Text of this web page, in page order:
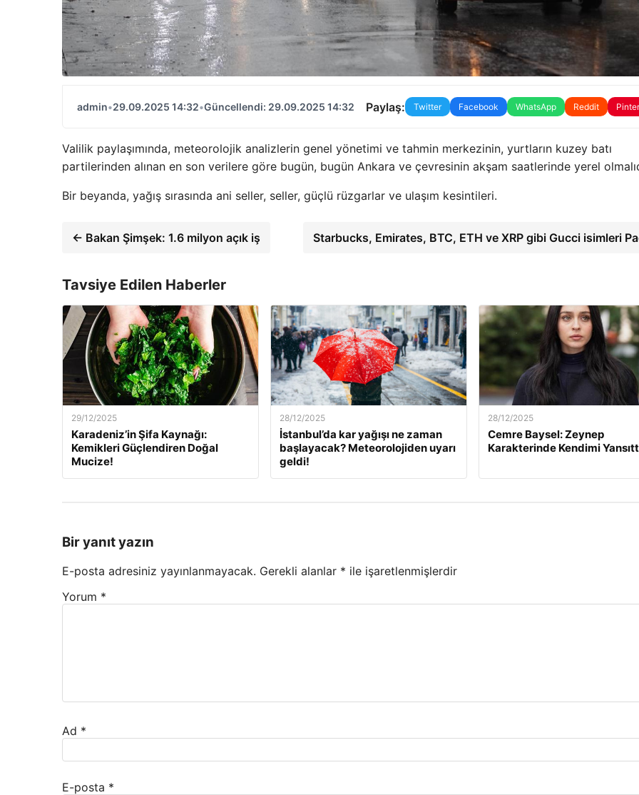
admin•29.09.2025 14:32•Güncellendi: 29.09.2025 14:32 Paylaş: Twitter Facebook WhatsApp Reddit
Valilik paylaşımında, meteorolojik analizlerin genel yönetimi ve tahmin merkezinin, yurtların kuzey batı
partilerinden alınan en son verilere göre bugün, bugün Ankara ve çevresinin akşam saatlerinde yerel
Bir beyanda, yağış sırasında ani seller, seller, güçlü rüzgarlar ve ulaşım kesintileri.
← Bakan Şimşek: 1.6 milyon açık iş Starbucks, Emirates, BTC, ETH ve XRP gibi Gucci isimleri
Tavsiye Edilen Haberler
29/12/2025
Karadeniz’in Şifa Kaynağı:
Kemikleri Güçlendiren Doğal
Mucize!
28/12/2025
İstanbul’da kar yağışı ne zaman
başlayacak? Meteorolojiden uyarı
geldi!
28/12/2025
Cemre Baysel: Zeynep
Karakterinde Kendimi
Bir yanıt yazın
E-posta adresiniz yayınlanmayacak. Gerekli alanlar * ile işaretlenmişlerdir
Yorum *
Ad *
E-posta *